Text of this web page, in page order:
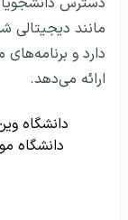
مانند دیجیتالی
دارد و
ارائه می‌دهد.
دانشگاه
دانشگاه